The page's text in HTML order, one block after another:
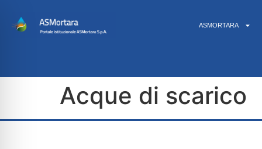
ASMORTARA
Acque di scarico